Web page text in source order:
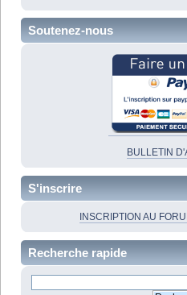
Soutenez-nous
BULLETIN
S'inscrire
INSCRIPTION AU
Recherche rapide